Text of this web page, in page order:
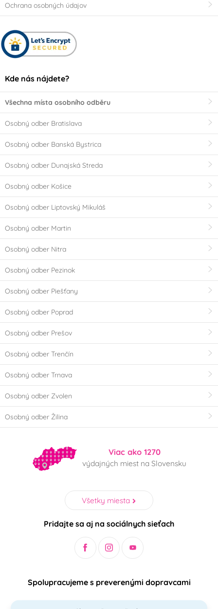
Ochrana osobných údajov
Kde nás nájdete?
Všechna místa osobního odběru
Osobný odber Bratislava
Osobný odber Banská Bystrica
Osobný odber Dunajská Streda
Osobný odber Košice
Osobný odber Liptovský Mikuláš
Osobný odber Martin
Osobný odber Nitra
Osobný odber Pezinok
Osobný odber Piešťany
Osobný odber Poprad
Osobný odber Prešov
Osobný odber Trenčín
Osobný odber Trnava
Osobný odber Zvolen
Osobný odber Žilina
Viac ako 1270
výdajných miest na Slovensku
Všetky miesta
Pridajte sa aj na sociálnych sieťach
Spolupracujeme s preverenými dopravcami